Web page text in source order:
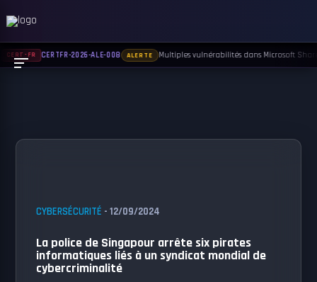
CYBERSÉCURITÉ - 12/09/2024
La police de Singapour arrête six pirates
informatiques liés à un syndicat mondial de
cybercriminalité
CERT-FR CERTFR-2026-ALE-008 ALERTE Multiples vulnérabilités dans Microsoft